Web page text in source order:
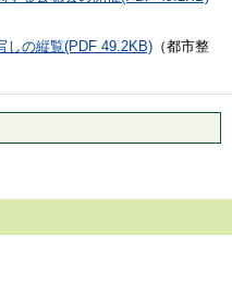
しの縦覧(PDF 49.2KB) （都市整